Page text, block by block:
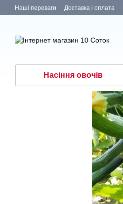
Перейти до основного контенту
Наші переваги Доставка і оплата
Насіння овочів